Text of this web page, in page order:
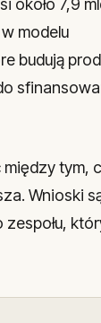
około 7,9
modelu
budują
tym,
Wnioski są